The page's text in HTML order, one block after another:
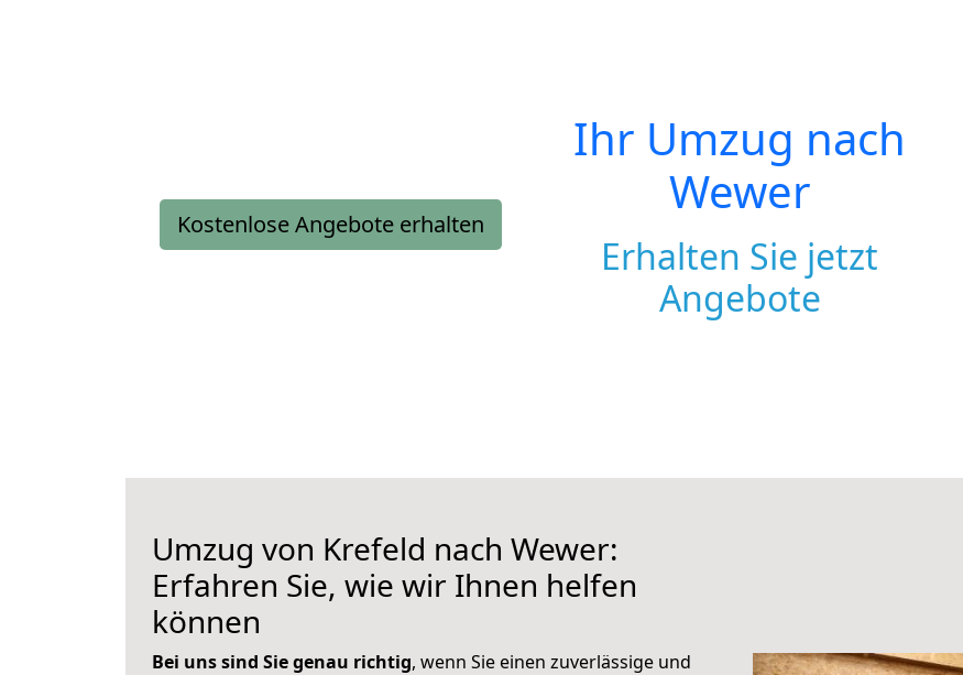
Kostenlose Angebote erhalten
Ihr Umzug nach
Wewer
Erhalten Sie jetzt
Angebote
Umzug von Krefeld nach Wewer:
Erfahren Sie, wie wir Ihnen helfen
können
Bei uns sind Sie genau richtig, wenn Sie einen zuverlässige und